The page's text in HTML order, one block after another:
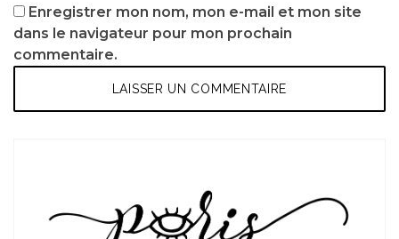
Enregistrer mon nom, mon e-mail et mon site
dans le navigateur pour mon prochain
commentaire.